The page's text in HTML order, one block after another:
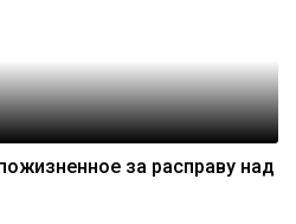
за расправу над